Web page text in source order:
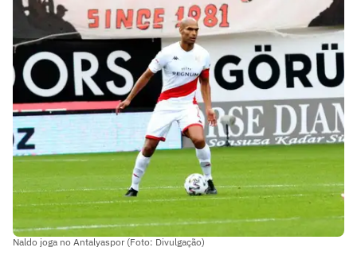
Naldo joga no Antalyaspor (Foto: Divulgação)